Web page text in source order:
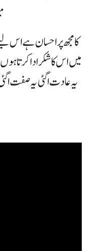
کا مجھ پر احسان ہے
میں اس کا شکر ادا
یہ عادت اگئی یہ صفت